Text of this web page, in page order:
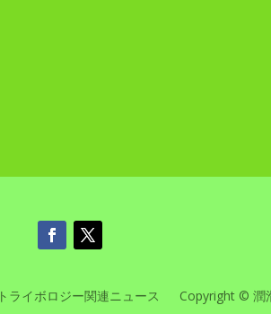
トライボロジー関連ニュース Copyright © 潤